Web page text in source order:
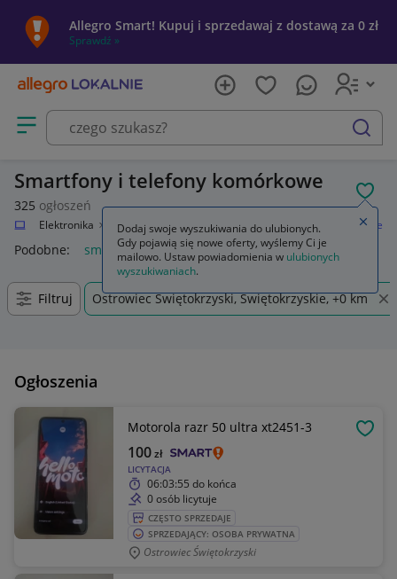
Allegro Smart! Kupuj i sprzedawaj z dostawą za 0 zł
Sprawdź »
Otwórz menu z kategoriami
szukaj
Smartfony i telefony komórkowe
325 ogłoszeń
Elektronika Telefony i Akcesoria Smartfony i telefony komórkowe
Podobne: smartfony i telefony komórkowe
Filtruj Ostrowiec Świętokrzyski, Świętokrzyskie, +0 km
Ogłoszenia
Motorola razr 50 ultra xt2451-3
LICYTACJA
100zł
06:03:55 do końca
0 osób licytuje
CZĘSTO SPRZEDAJE
SPRZEDAJĄCY: OSOBA PRYWATNA
Ostrowiec Świętokrzyski
Dodaj swoje wyszukiwania do ulubionych.
Gdy pojawią się nowe oferty, wyślemy Ci je
mailowo. Ustaw powiadomienia w ulubionych
wyszukiwaniach.